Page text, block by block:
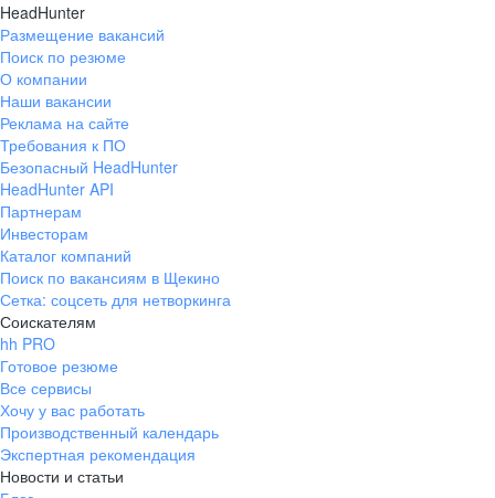
HeadHunter
Размещение вакансий
Поиск по резюме
О компании
Наши вакансии
Реклама на сайте
Требования к ПО
Безопасный HeadHunter
HeadHunter API
Партнерам
Инвесторам
Каталог компаний
Поиск по вакансиям в Щекино
Сетка: соцсеть для нетворкинга
Соискателям
hh PRO
Готовое резюме
Все сервисы
Хочу у вас работать
Производственный календарь
Экспертная рекомендация
Новости и статьи